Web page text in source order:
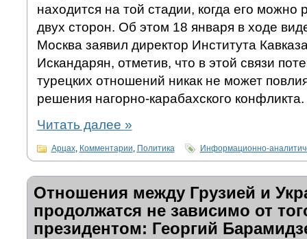
находится на той стадии, когда его
двух сторон. Об этом 18 января в ходе
Москва заявил директор Института
Искандарян, отметив, что в этой связи
турецких отношений никак не может
решения нагорно-карабахского конфликта.
Читать далее »
Арцах, Комментарии, Политика Информационно-
Отношения между Грузией и
продолжатся не зависимо от
президентом: Георгий